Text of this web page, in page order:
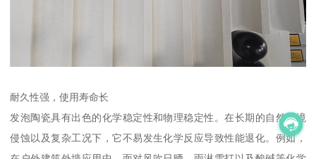
耐久性强，使用寿命长
发泡陶瓷具有出色的化学稳定性和物理稳定性。在长期的自然环境
侵蚀以及复杂工况下，它不易发生化学反应导致性能退化。例如，